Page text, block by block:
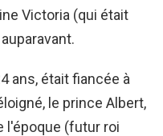
Victoria (qui était
ans, était fiancée à
le prince Albert,
l'époque (futur roi